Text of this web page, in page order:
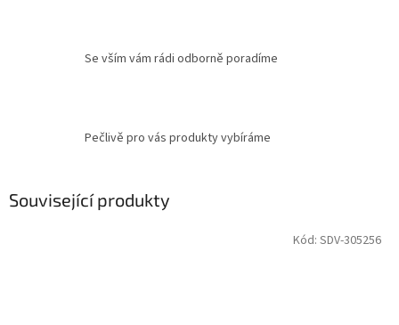
Se vším vám rádi odborně poradíme
Pečlivě pro vás produkty vybíráme
Související produkty
Kód: SDV-305256